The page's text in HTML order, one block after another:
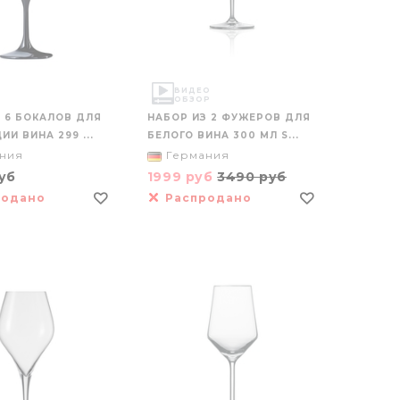
6 БОКАЛОВ ДЛЯ
ВИНА 299 ...
ВИДЕО
ОБЗОР
НАБОР ИЗ 2 ФУЖЕРОВ ДЛЯ
БЕЛОГО ВИНА 300 МЛ S...
Германия
1999 руб3490 руб
Распродано